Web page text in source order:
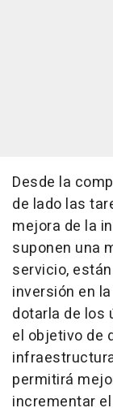
Desde la
de lado las
mejora de la
suponen una
servicio,
inversión en
dotarla de los
el objetivo de
permitirá
incrementar